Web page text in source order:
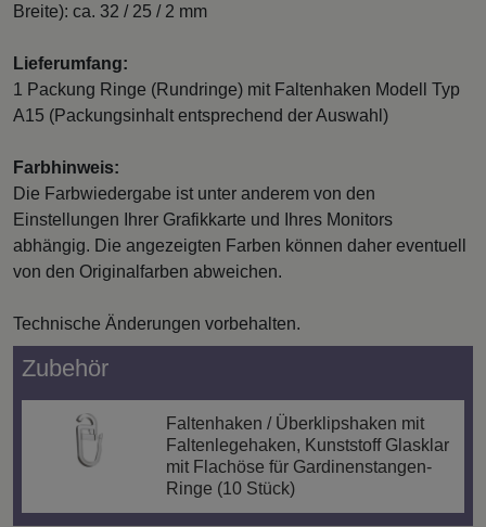
Breite): ca. 32 / 25 / 2 mm
Lieferumfang:
1 Packung Ringe (Rundringe) mit Faltenhaken Modell Typ
A15 (Packungsinhalt entsprechend der Auswahl)
Farbhinweis:
Die Farbwiedergabe ist unter anderem von den
Einstellungen Ihrer Grafikkarte und Ihres Monitors
abhängig. Die angezeigten Farben können daher eventuell
von den Originalfarben abweichen.
Technische Änderungen vorbehalten.
Zubehör
Faltenhaken / Überklipshaken mit
Faltenlegehaken, Kunststoff Glasklar
mit Flachöse für Gardinenstangen-
Ringe (10 Stück)